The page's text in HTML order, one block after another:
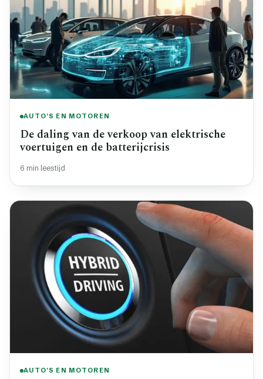
AUTO'S EN MOTOREN
De daling van de verkoop van elektrische
voertuigen en de batterijcrisis
6 min leestijd
AUTO'S EN MOTOREN